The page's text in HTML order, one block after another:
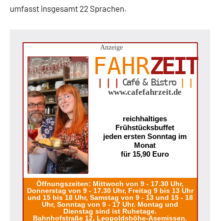
umfasst insgesamt 22 Sprachen.
Anzeige
FAHRZEIT
| | | Café & Bistro| |
www.cafefahrzeit.de
reichhaltiges
Frühstücksbuffet
jeden ersten Sonntag im
Monat
für 15,90 Euro
Öffnungszeiten: Mittwoch von 9 - 17.30 Uhr,
Donnerstag von 9 - 17.30 Uhr, Freitag 9 bis 13 Uhr
und 15 bis 18 Uhr, Samstag von 9 - 13 und 15 - 18
Uhr, Sonntag von 9 - 17 Uhr. Montag und
Dienstag sind ist Ruhetage.
Bahnhofstraße 12, Leopoldshöhe-Asemissen.